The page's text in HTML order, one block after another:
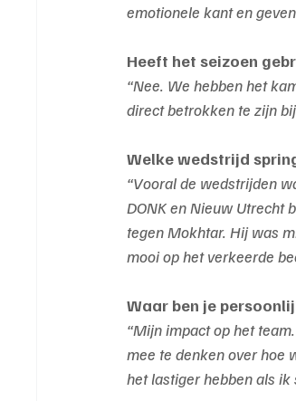
emotionele kant en
Heeft het seizoen
“Nee. We hebben het
direct betrokken te zijn
Welke wedstrijd
“Vooral de wedstrijden
DONK en Nieuw Utrecht
tegen Mokhtar. Hij was
mooi op het verkeerde
Waar ben je
“Mijn impact op het
mee te denken over hoe
het lastiger hebben als ik